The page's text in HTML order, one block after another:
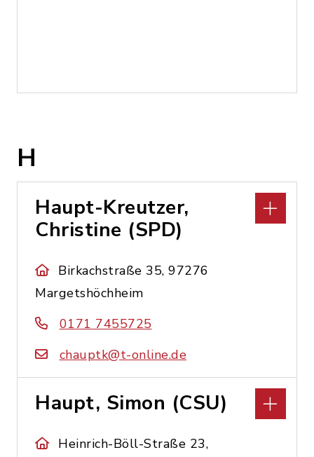
H
Haupt-Kreutzer,
Christine (SPD)
Birkachstraße 35, 97276
Margetshöchheim
0171 7455725
chauptk@t-online.de
Haupt, Simon (CSU)
Heinrich-Böll-Straße 23,